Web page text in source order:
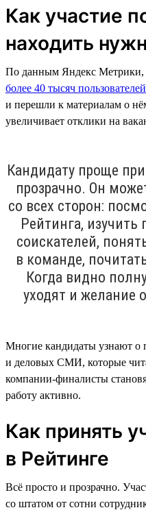
Как участие
находить
По данным Яндекс Метрики,
более 40 тысяч пользователей
и перешли к материалам о
увеличивает отклики на
Кандидату проще
прозрачно. Он
со всех сторон:
Рейтинга, изучить
соискателей,
в команде,
Когда видно
уходят и желание
Многие кандидаты узнают о
и деловых СМИ, которые
компании-финалисты
работу активно.
Как принять
в Рейтинге
Всё просто и прозрачно.
со штатом от сотни